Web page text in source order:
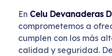
En Celu Devanaderas
comprometemos a
cumplen con los más
calidad y seguridad.